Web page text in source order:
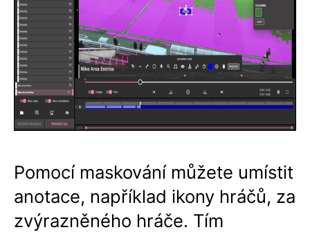
Pomocí maskování můžete umístit
anotace, například ikony hráčů, za
zvýrazněného hráče. Tím